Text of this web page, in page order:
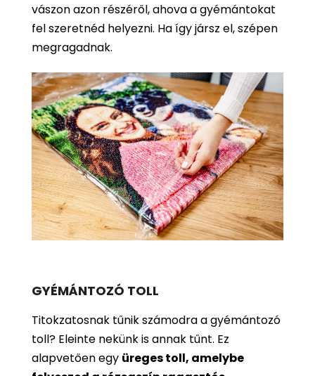
vászon azon részéről, ahova a gyémántokat
fel szeretnéd helyezni. Ha így jársz el, szépen
megragadnak.
GYÉMÁNTOZÓ TOLL
Titokzatosnak tűnik számodra a gyémántozó
toll? Eleinte nekünk is annak tűnt. Ez
alapvetően egy üreges toll, amelybe